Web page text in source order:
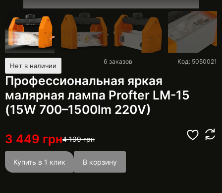
Нет в наличии
Профессиональная яркая
малярная лампа Profter LM-15
(15W 700–1500lm 220V)
Код: 5050021
6 заказов
3 449 грн4 199грн
Купить в 1 клик В корзину